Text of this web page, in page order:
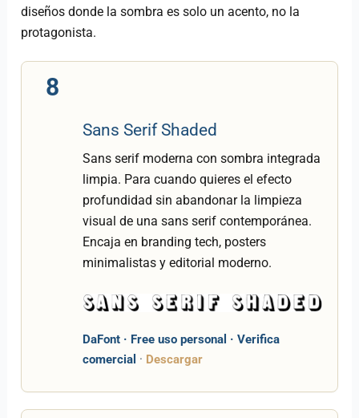
diseños donde la sombra es solo un acento, no la
protagonista.
8
Sans Serif Shaded
Sans serif moderna con sombra integrada
limpia. Para cuando quieres el efecto
profundidad sin abandonar la limpieza
visual de una sans serif contemporánea.
Encaja en branding tech, posters
minimalistas y editorial moderno.
DaFont · Free uso personal · Verifica
comercial · Descargar